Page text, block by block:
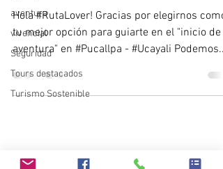
aventura
vivencial
Seguridad
Tours destacados
Turismo Sostenible
Hola #RutaLover! Gracias por elegirnos como
tu mejor opción para guiarte en el "inicio de
aventura" en #Pucallpa - #Ucayali Podemos...
Steve Razzeto